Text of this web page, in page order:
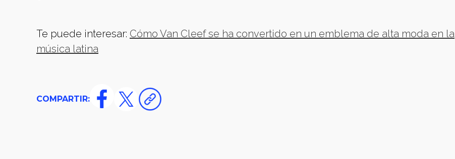
Te puede interesar: Cómo Van Cleef se ha convertido en un emblema de alta moda en la
música latina
COMPARTIR: